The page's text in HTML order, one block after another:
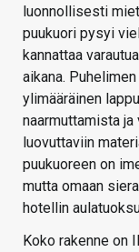
luonnollisesti
puukuori pysyi
kannattaa
aikana.
ylimääräinen
naarmuttamista
luovuttaviin
puukuoreen on
mutta omaan
hotellin
Koko rakenne on